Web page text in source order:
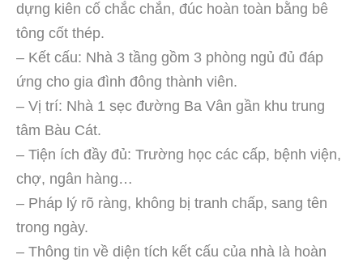
dựng kiên cố chắc chắn, đúc hoàn toàn bằng bê
tông cốt thép.
– Kết cấu: Nhà 3 tầng gồm 3 phòng ngủ đủ đáp
ứng cho gia đình đông thành viên.
– Vị trí: Nhà 1 sẹc đường Ba Vân gần khu trung
tâm Bàu Cát.
– Tiện ích đầy đủ: Trường học các cấp, bệnh viện,
chợ, ngân hàng…
– Pháp lý rõ ràng, không bị tranh chấp, sang tên
trong ngày.
– Thông tin về diện tích kết cấu của nhà là hoàn